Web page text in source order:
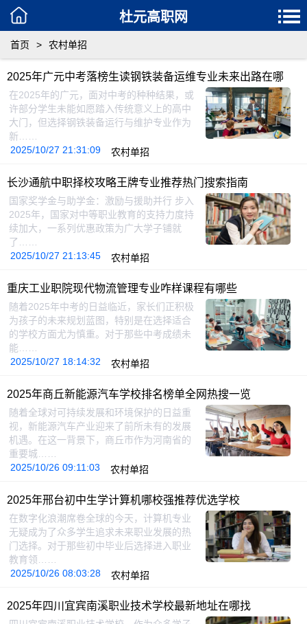
杜元高职网
首页 > 农村单招
2025年广元中考落榜生读钢铁装备运维专业未来出路在哪
在2025年的广元，面对中考的种种结果，或
许部分学生未能如愿踏入传统意义上的高中
大门，但选择钢铁装备运行与维护专业作为
新……
2025/10/27 21:31:09
农村单招
长沙通航中职择校攻略王牌专业推荐热门搜索指南
国家奖学金与助学金：激励与援助并行 步入
2025年，国家对中等职业教育的支持力度持
续加大，一系列优惠政策为广大学子铺就
了……
2025/10/27 21:13:45
农村单招
重庆工业职院现代物流管理专业咋样课程有哪些
随着2025年中考的日益临近，家长们正积极
为孩子的未来规划蓝图，特别是在选择适合
的学校方面尤为慎重。对于那些中考成绩未
能……
2025/10/27 18:14:32
农村单招
2025年商丘新能源汽车学校排名榜单全网热搜一览
随着全球对可持续发展和环境保护的日益重
视，新能源汽车产业迎来了前所未有的发展
机遇。在这一背景下，商丘市作为河南省的
重要城……
2025/10/26 09:11:03
农村单招
2025年邢台初中生学计算机哪校强推荐优选学校
在数字化浪潮席卷全球的今天，计算机专业
无疑成为了众多学生追求未来职业发展的热
门选择。对于那些初中毕业后选择进入职业
教育领……
2025/10/26 08:03:28
农村单招
2025年四川宜宾南溪职业技术学校最新地址在哪找